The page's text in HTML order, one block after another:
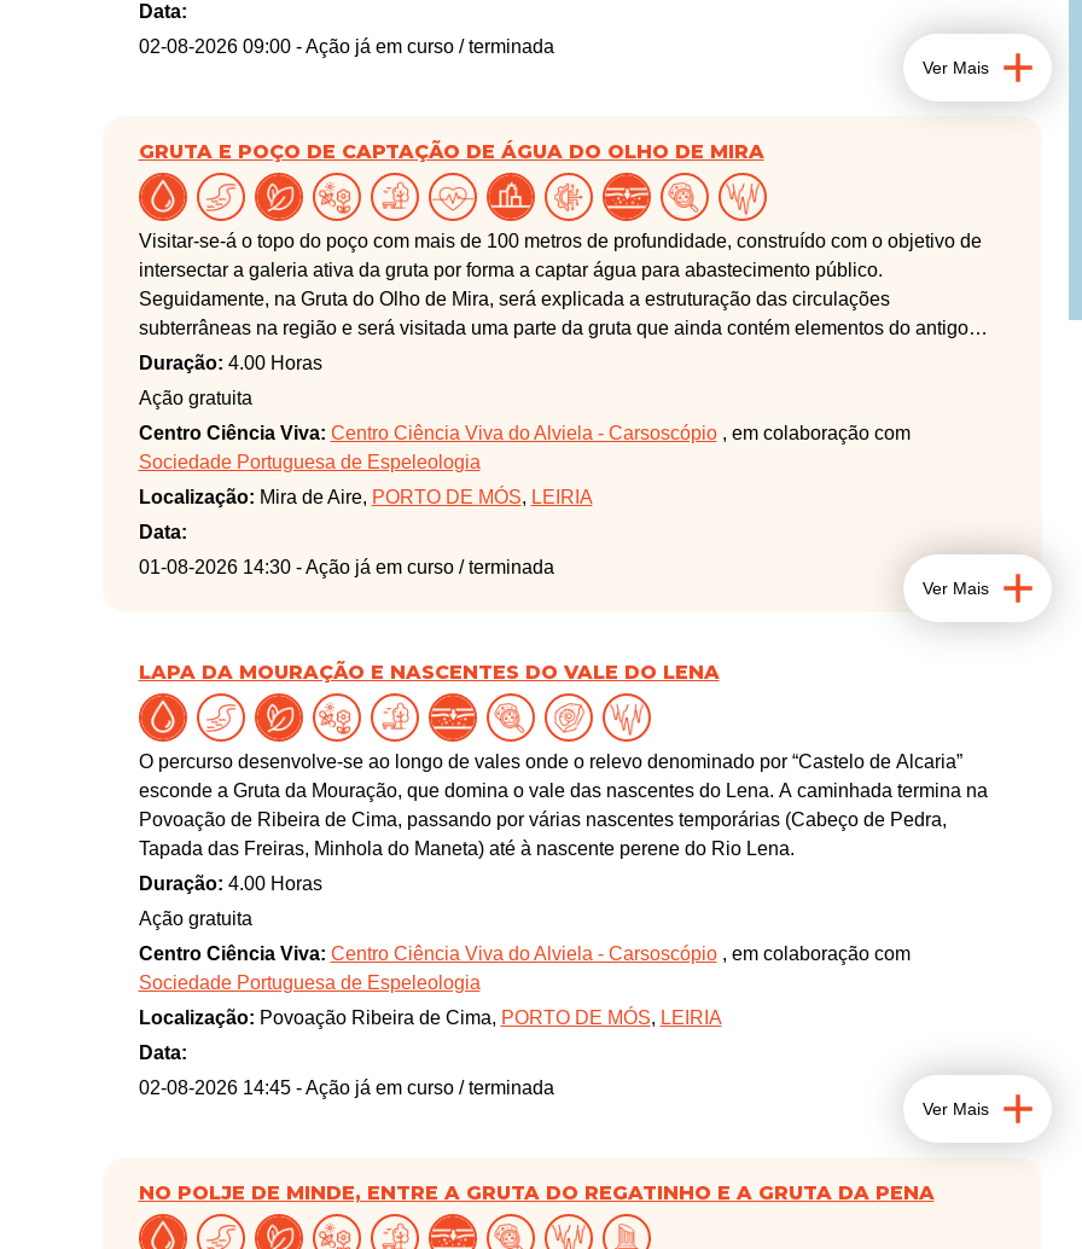
Data:
02-08-2026 09:00 - Ação já em curso / terminada
Ver Mais
GRUTA E POÇO DE CAPTAÇÃO DE ÁGUA DO OLHO DE MIRA
Visitar-se-á o topo do poço com mais de 100 metros de profundidade, construído com o objetivo de
intersectar a galeria ativa da gruta por forma a captar água para abastecimento público.
Seguidamente, na Gruta do Olho de Mira, será explicada a estruturação das circulações
subterrâneas na região e será visitada uma parte da gruta que ainda contém elementos do antigo
sistema de captação de água instalado no seu interior.
Duração: 4.00 Horas
Ação gratuita
Centro Ciência Viva: Centro Ciência Viva do Alviela - Carsoscópio, em colaboração com
Sociedade Portuguesa de Espeleologia
Localização: Mira de Aire, PORTO DE MÓS, LEIRIA
Data:
01-08-2026 14:30 - Ação já em curso / terminada
Ver Mais
LAPA DA MOURAÇÃO E NASCENTES DO VALE DO LENA
O percurso desenvolve-se ao longo de vales onde o relevo denominado por “Castelo de Alcaria”
esconde a Gruta da Mouração, que domina o vale das nascentes do Lena. A caminhada termina na
Povoação de Ribeira de Cima, passando por várias nascentes temporárias (Cabeço de Pedra,
Tapada das Freiras, Minhola do Maneta) até à nascente perene do Rio Lena.
Duração: 4.00 Horas
Ação gratuita
Centro Ciência Viva: Centro Ciência Viva do Alviela - Carsoscópio, em colaboração com
Sociedade Portuguesa de Espeleologia
Localização: Povoação Ribeira de Cima, PORTO DE MÓS, LEIRIA
Data:
02-08-2026 14:45 - Ação já em curso / terminada
Ver Mais
NO POLJE DE MINDE, ENTRE A GRUTA DO REGATINHO E A GRUTA DA PENA